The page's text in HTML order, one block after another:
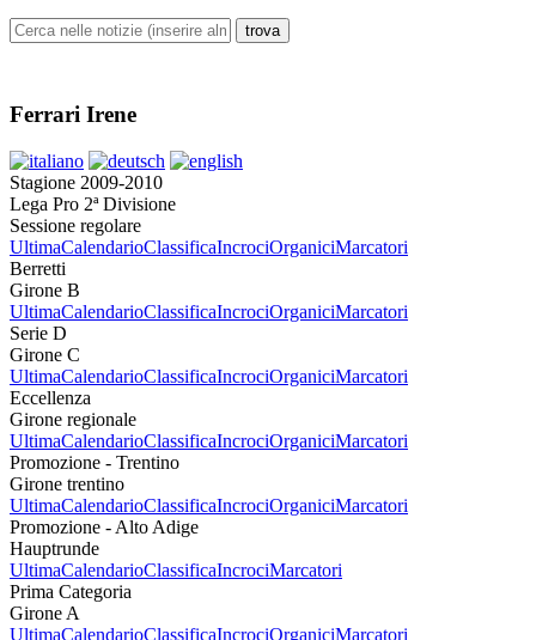
Ferrari Irene
Stagione 2009-2010
Lega Pro 2ª Divisione
Sessione regolare
UltimaCalendarioClassificaIncrociOrganiciMarcatori
Berretti
Girone B
UltimaCalendarioClassificaIncrociOrganiciMarcatori
Serie D
Girone C
UltimaCalendarioClassificaIncrociOrganiciMarcatori
Eccellenza
Girone regionale
UltimaCalendarioClassificaIncrociOrganiciMarcatori
Promozione - Trentino
Girone trentino
UltimaCalendarioClassificaIncrociOrganiciMarcatori
Promozione - Alto Adige
Hauptrunde
UltimaCalendarioClassificaIncrociMarcatori
Prima Categoria
Girone A
UltimaCalendarioClassificaIncrociOrganiciMarcatori